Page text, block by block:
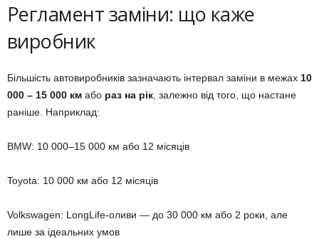
Регламент заміни: що каже
виробник
Більшість автовиробників зазначають інтервал заміни в межах 10
000 – 15 000 км або раз на рік, залежно від того, що настане
раніше. Наприклад:
BMW: 10 000–15 000 км або 12 місяців
Toyota: 10 000 км або 12 місяців
Volkswagen: LongLife-оливи — до 30 000 км або 2 роки, але
лише за ідеальних умов